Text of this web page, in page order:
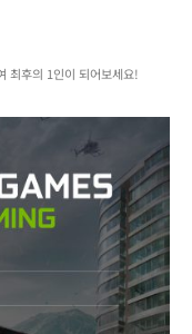
최후의 1인이 되어보세요!